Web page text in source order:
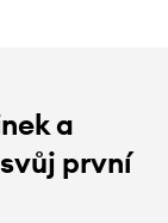
a
první